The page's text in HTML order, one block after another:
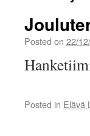
Posted on 22/
Posted in Elävä